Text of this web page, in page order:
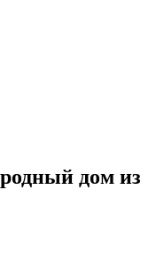
дом из